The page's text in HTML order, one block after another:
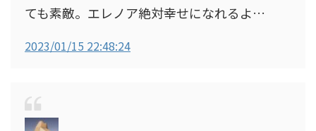
ても素敵。エレノア絶対幸せになれるよ…
2023/01/15 22:48:24